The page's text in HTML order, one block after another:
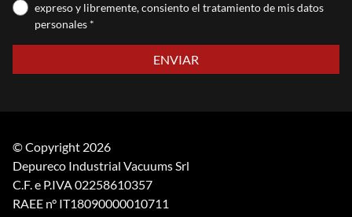
expreso y libremente, consiento el tratamiento de mis datos
personales *
© Copyright 2026
Depureco Industrial Vacuums Srl
C.F. e P.IVA 02258610357
RAEE n° IT18090000010711